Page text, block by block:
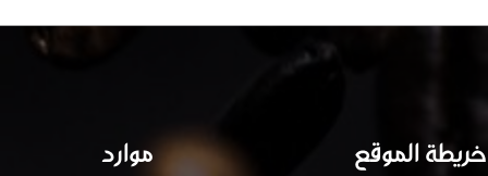
خريطة الموقع موارد